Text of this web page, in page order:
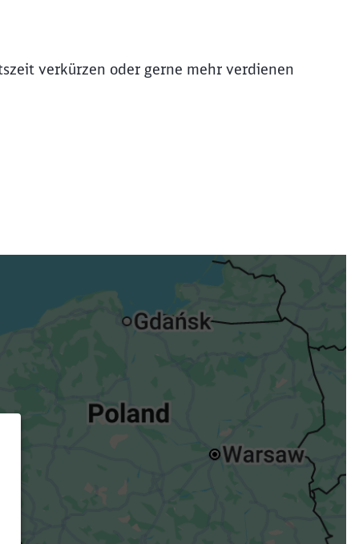
verkürzen oder gerne mehr verdienen